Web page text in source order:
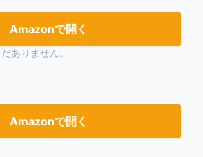
Amazonで開く
ありません。
Amazonで開く